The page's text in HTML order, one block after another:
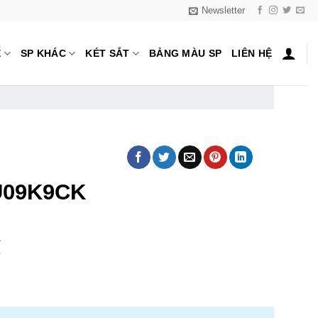
Newsletter
SP KHÁC KÉT SẮT BẢNG MÀU SP LIÊN HỆ